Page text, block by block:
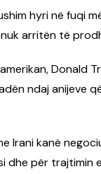
hyri në fuqi
arritën të
Donald
ndaj anijeve
Irani kanë
dhe për trajtimin